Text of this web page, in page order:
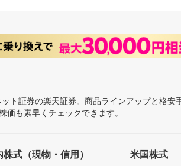
ト証券の楽天証券。商品ラインアップと格
も素早くチェックできます。
株式（現物・信用） 米国株式